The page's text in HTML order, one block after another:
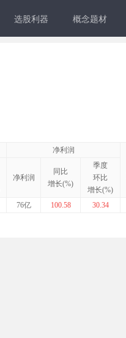
选股利器 概念题材
净利润
净利润
同比
增长(%)
季度
环比
增长(%)
76亿 100.58 30.34